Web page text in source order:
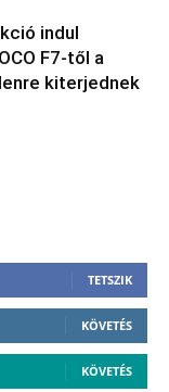
indul
F7-től a
kiterjednek
TETSZIK
KÖVETÉS
KÖVETÉS